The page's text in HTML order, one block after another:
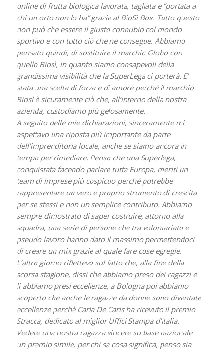
online di frutta biologica lavorata, tagliata e “portata a
chi un orto non lo ha” grazie al BioSì Box. Tutto questo
non può che essere il giusto connubio col mondo
sportivo e con tutto ciò che ne consegue. Abbiamo
pensato quindi, di sostituire il marchio Globo con
quello Biosì, in quanto siamo consapevoli della
grandissima visibilità che la SuperLega ci porterà. E’
stata una scelta di forza e di amore perché il marchio
Biosì è sicuramente ciò che, all’interno della nostra
azienda, custodiamo più gelosamente.
A seguito delle mie dichiarazioni, sinceramente mi
aspettavo una riposta più importante da parte
dell’imprenditoria locale, anche se siamo ancora in
tempo per rimediare. Penso che una Superlega,
conquistata facendo parlare tutta Europa, meriti un
team di imprese più cospicuo perché potrebbe
rappresentare un vero e proprio strumento di crescita
per se stessi e non un semplice contributo. Abbiamo
sempre dimostrato di saper costruire, attorno alla
squadra, una serie di persone che tra volontariato e
pseudo lavoro hanno dato il massimo permettendoci
di creare un mix grazie al quale fare cose egregie.
L’altro giorno riflettevo sul fatto che, alla fine della
scorsa stagione, dissi che abbiamo preso dei ragazzi e
li abbiamo presi eccellenze, a Bologna poi abbiamo
scoperto che anche le ragazze da donne sono diventate
eccellenze perchè Carla De Caris ha ricevuto il premio
Stracca, dedicato al miglior Uffici Stampa d’Italia.
Vedere una nostra ragazza vincere su base nazionale
un premio simile, per chi sa cosa significa, penso sia